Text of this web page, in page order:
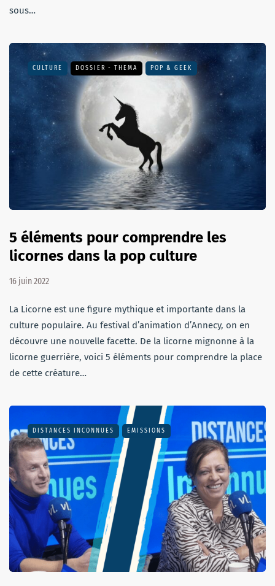
sous…
CULTURE DOSSIER - THEMA POP & GEEK
5 éléments pour comprendre les
licornes dans la pop culture
16 juin 2022
La Licorne est une figure mythique et importante dans la
culture populaire. Au festival d’animation d’Annecy, on en
découvre une nouvelle facette. De la licorne mignonne à la
licorne guerrière, voici 5 éléments pour comprendre la place
de cette créature…
DISTANCES INCONNUES EMISSIONS